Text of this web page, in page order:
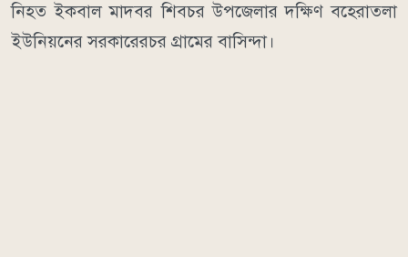
নিহত ইকবাল মাদবর শিবচর উপজেলার দক্ষিণ বহেরাতলা
ইউনিয়নের সরকারেরচর গ্রামের বাসিন্দা।